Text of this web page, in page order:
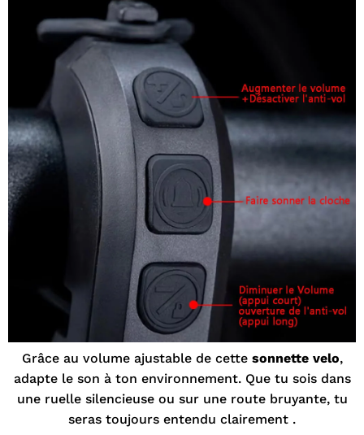
Grâce au volume ajustable de cette sonnette velo,
adapte le son à ton environnement. Que tu sois dans
une ruelle silencieuse ou sur une route bruyante, tu
seras toujours entendu clairement .